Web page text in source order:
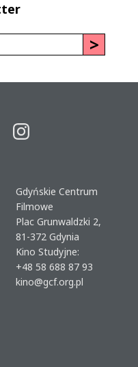
Gdyńskie Centrum
Filmowe
Plac Grunwaldzki 2,
81-372 Gdynia
Kino Studyjne:
+48 58 688 87 93
kino@gcf.org.pl